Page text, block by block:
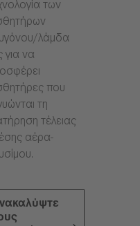
των
λάμδα
για να
που
τη
τέλειας
αέρα-